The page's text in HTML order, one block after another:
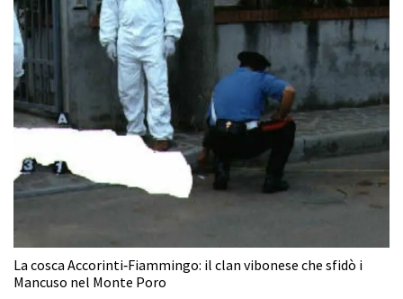
La cosca Accorinti‑Fiammingo: il clan vibonese che sfidò i
Mancuso nel Monte Poro